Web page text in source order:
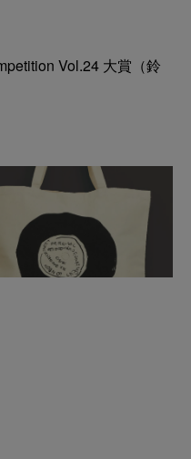
Vol.24 大賞（鈴